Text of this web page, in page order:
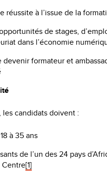
réussite à l’issue de la
de stages,
dans l’économie
devenir formateur et
candidats doivent :
à 35 ans
de l’un des 24 pays
Centre[1]